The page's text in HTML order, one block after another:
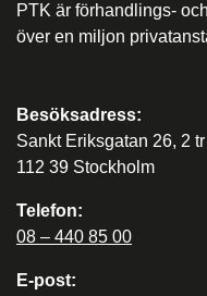
PTK är förhandlings-
över en miljon
Besöksadress:
Sankt Eriksgatan 26, 2 tr
112 39 Stockholm
Telefon:
08 – 440 85 00
E-post: